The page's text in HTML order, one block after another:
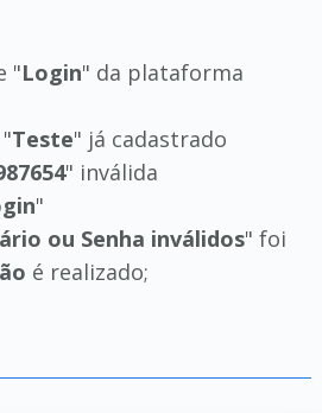
"Login" da plataforma
Teste" já cadastrado
" inválida
"
ou Senha inválidos" foi
é realizado;